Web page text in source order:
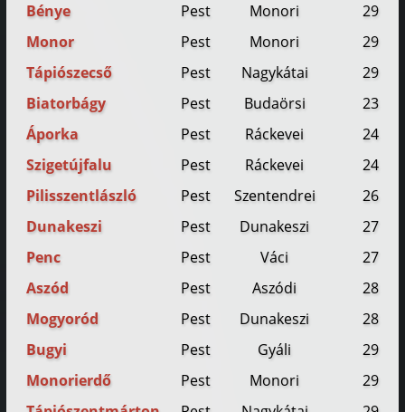
Bénye
Pest Monori
29
Monor
Pest Monori
29
Tápiószecső
Pest Nagykátai
29
Biatorbágy
Pest Budaörsi
23
Áporka
Pest Ráckevei
24
Szigetújfalu
Pest Ráckevei
24
Pilisszentlászló
Pest Szentendrei
26
Dunakeszi
Pest Dunakeszi
27
Penc
Pest Váci
27
Aszód
Pest Aszódi
28
Mogyoród
Pest Dunakeszi
28
Bugyi
Pest Gyáli
29
Monorierdő
Pest Monori
29